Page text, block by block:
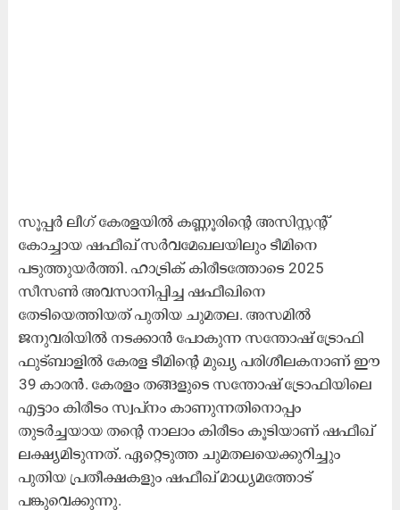
സൂപ്പർ ലീഗ് കേരളയിൽ കണ്ണൂരിന്റെ അസിസ്റ്റന്റ്
കോച്ചായ ഷഫീഖ് സര്‍വമേഖലയിലും ടീമിനെ
പടുത്തുയര്‍ത്തി. ഹാട്രിക് കിരീടത്തോടെ 2025
സീസണ്‍ അവസാനിപ്പിച്ച ഷഫീഖിനെ
തേടിയെത്തിയത് പുതിയ ചുമതല. അസമില്‍
ജനുവരിയില്‍ നടക്കാന്‍ പോകുന്ന സന്തോഷ് ട്രോഫി
ഫുട്‌ബാളില്‍ കേരള ടീമിന്‍റെ മുഖ്യ പരിശീലകനാണ് ഈ
39 കാരൻ. കേരളം തങ്ങളുടെ സന്തോഷ് ട്രോഫിയിലെ
എട്ടാം കിരീടം സ്വപ്നം കാണുന്നതിനൊപ്പം
തുടര്‍ച്ചയായ തന്‍റെ നാലാം കിരീടം കൂടിയാണ് ഷഫീഖ്
ലക്ഷ്യമിടുന്നത്. ഏറ്റെടുത്ത ചുമതലയെക്കുറിച്ചും
പുതിയ പ്രതീക്ഷകളും ഷഫീഖ് മാധ്യമത്തോട്
പങ്കുവെക്കുന്നു.